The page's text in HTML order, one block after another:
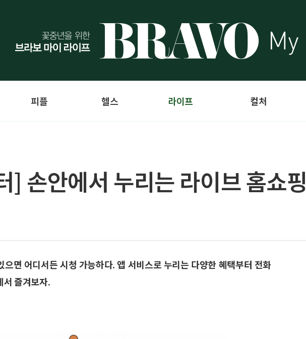
피플 헬스 라이프 컬처
] 손안에서 누리는 라이브 홈쇼핑
면 어디서든 시청 가능하다. 앱 서비스로 누리는 다양한 혜택부터 전화
서 즐겨보자.